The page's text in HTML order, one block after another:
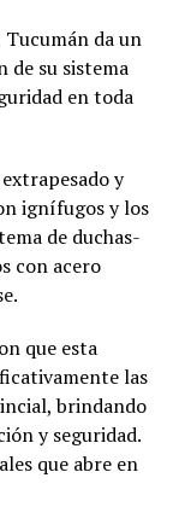
da un
de su sistema
en toda
y
ignífugos y los
de duchas-
con acero
que esta
las
brindando
y seguridad.
que abre en